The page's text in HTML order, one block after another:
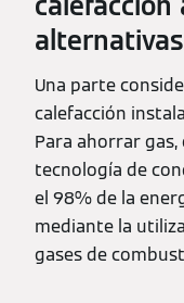
alternativas
Una parte
calefacción
Para ahorrar
tecnología de
el 98% de la
mediante la
gases de